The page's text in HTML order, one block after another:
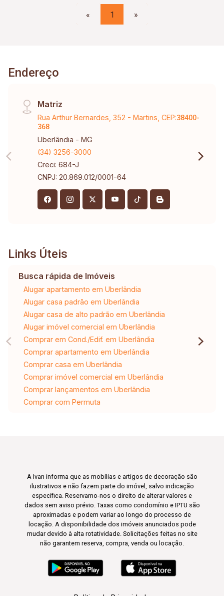
« 1 »
Endereço
Matriz
Rua Arthur Bernardes, 352 - Martins, CEP:38400-
368
Uberlândia - MG
(34) 3256-3000
Creci: 684-J
CNPJ: 20.869.012/0001-64
Links Úteis
Busca rápida de Imóveis
Alugar apartamento em Uberlândia
Alugar casa padrão em Uberlândia
Alugar casa de alto padrão em Uberlândia
Alugar imóvel comercial em Uberlândia
Comprar em Cond./Edif. em Uberlândia
Comprar apartamento em Uberlândia
Comprar casa em Uberlândia
Comprar imóvel comercial em Uberlândia
Comprar lançamentos em Uberlândia
Comprar com Permuta
A Ivan informa que as mobílias e artigos de decoração são
ilustrativos e não fazem parte do imóvel, salvo indicação
específica. Reservamo-nos o direito de alterar valores e
dados sem aviso prévio. Taxas como condomínio e IPTU são
aproximadas e podem variar ao longo do processo de
locação. A disponibilidade dos imóveis anunciados pode
mudar devido à alta rotatividade. Solicitações feitas no site
não garantem reserva, compra, venda ou locação.